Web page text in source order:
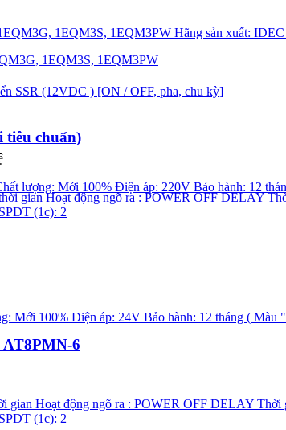
1EQM3S, 1EQM3PW
SSR (12VDC ) [ON / OFF, pha, chu kỳ]
tiêu chuẩn)
6